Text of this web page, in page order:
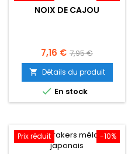
NOIX DE CAJOU
Prix
7,16 € Prix
de
base
7,95 €
 Détails du produit
 En stock
-10%
Prix réduit